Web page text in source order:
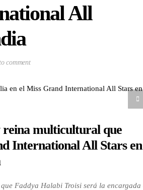
All
comment
multicultural que
International All Stars en
Faddya Halabi Troisi será la encargada